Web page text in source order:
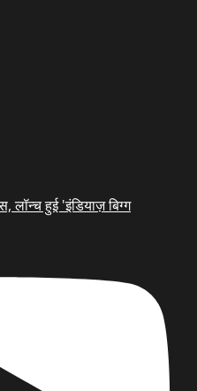
लॉन्च हुई 'इंडियाज़ बिग्ग